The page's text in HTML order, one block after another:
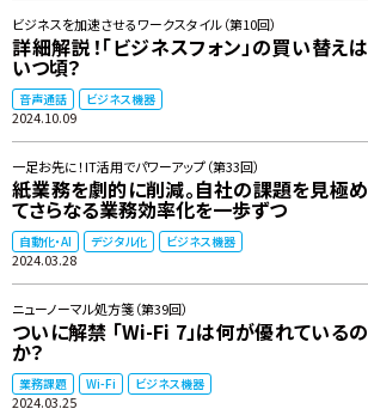
ビジネスを加速させるワークスタイル（第10回）
詳細解説！「ビジネスフォン」の買い替えは
いつ頃？
音声通話 ビジネス機器
2024.10.09
一足お先に！IT活用でパワーアップ（第33回）
紙業務を劇的に削減。自社の課題を見極め
てさらなる業務効率化を一歩ずつ
自動化・AI デジタル化 ビジネス機器
2024.03.28
ニューノーマル処方箋（第39回）
ついに解禁 「Wi-Fi 7」は何が優れているの
か？
業務課題 Wi-Fi ビジネス機器
2024.03.25